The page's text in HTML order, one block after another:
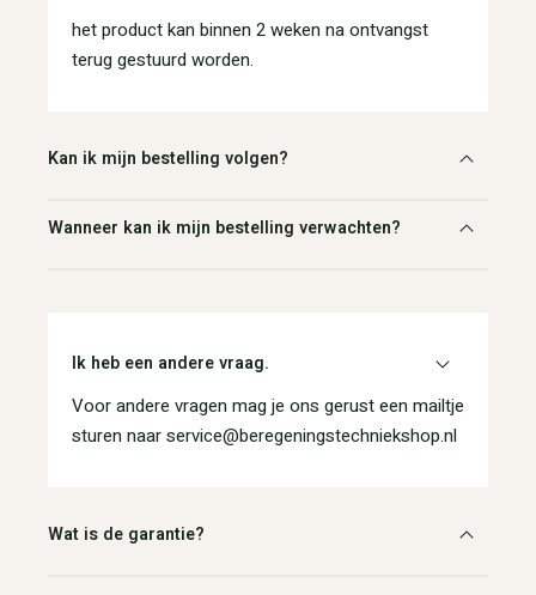
het product kan binnen 2 weken na ontvangst
terug gestuurd worden.
Kan ik mijn bestelling volgen?
Wanneer kan ik mijn bestelling verwachten?
Ik heb een andere vraag.
Voor andere vragen mag je ons gerust een mailtje
sturen naar service@beregeningstechniekshop.nl
Wat is de garantie?